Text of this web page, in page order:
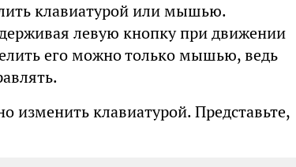
клавиатурой или мышью.
левую кнопку при движении
его можно только мышью, ведь
изменить клавиатурой. Представьте,